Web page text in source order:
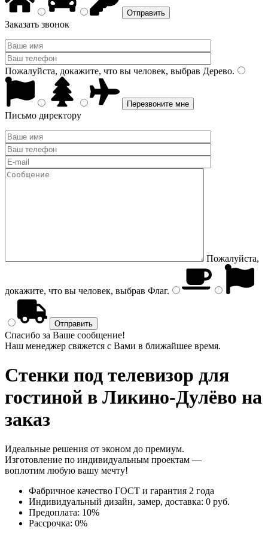
Заказать звонок
Пожалуйста, докажите, что вы человек, выбрав Дерево.
Письмо директору
Пожалуйста,
докажите, что вы человек, выбрав Флаг.
Спасибо за Ваше сообщение!
Наш менеджер свяжется с Вами в ближайшее время.
Стенки под телевизор для
гостиной в Ликино-Дулёво на
заказ
Идеальные решения от эконом до премиум.
Изготовление по индивидуальным проектам —
воплотим любую вашу мечту!
Фабричное качество ГОСТ и гарантия 2 года
Индивидуальный дизайн, замер, доставка: 0 руб.
Предоплата: 10%
Рассрочка: 0%